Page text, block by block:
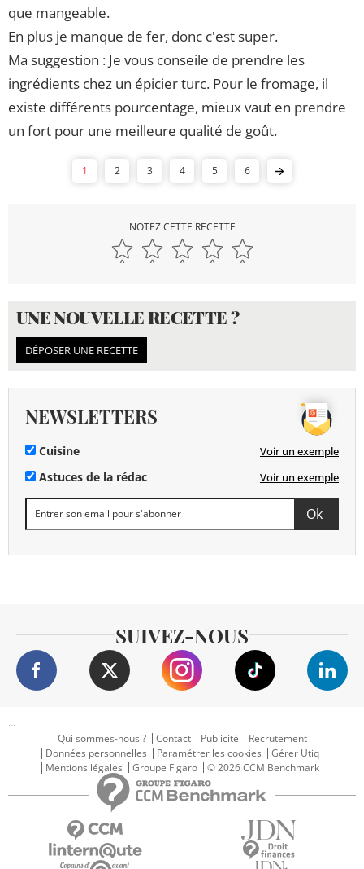
que mangeable.
En plus je manque de fer, donc c'est super.
Ma suggestion : Je vous conseile de prendre les
ingrédients chez un épicier turc. Pour le fromage, il
existe différents pourcentage, mieux vaut en prendre
un fort pour une meilleure qualité de goût.
1 2 3 4 5 6
NOTEZ CETTE RECETTE
UNE NOUVELLE RECETTE ?
DÉPOSER UNE RECETTE
NEWSLETTERS
Cuisine Voir un exemple
Astuces de la rédac Voir un exemple
SUIVEZ-NOUS
...
Qui sommes-nous ?
Contact Publicité
Recrutement
Données personnelles
Paramétrer les cookies
Gérer Utiq
Mentions légales
Groupe Figaro © 2026 CCM Benchmark